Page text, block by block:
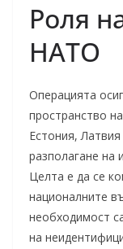
Роля
НАТО
Операцията
пространство
Естония,
разполагане на
Целта е да се
националните
необходимост
на